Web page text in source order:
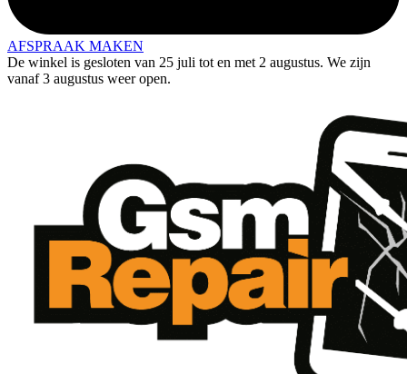
AFSPRAAK MAKEN
De winkel is gesloten van 25 juli tot en met 2 augustus. We zijn
vanaf 3 augustus weer open.